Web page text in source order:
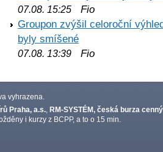
07.08. 15:25 Fio
Groupon zvýšil celoroční
byly smíšené
07.08. 13:39 Fio
vyhrazena.
Praha, a.s. RM-SYSTÉM, česká burza
i kurzy z BCPP, a to o 15 min.